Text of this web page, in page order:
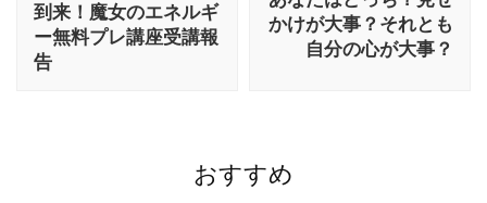
到来！魔女のエネルギ
ー無料プレ講座受講報
告
かけが大事？それとも
自分の心が大事？
おすすめ